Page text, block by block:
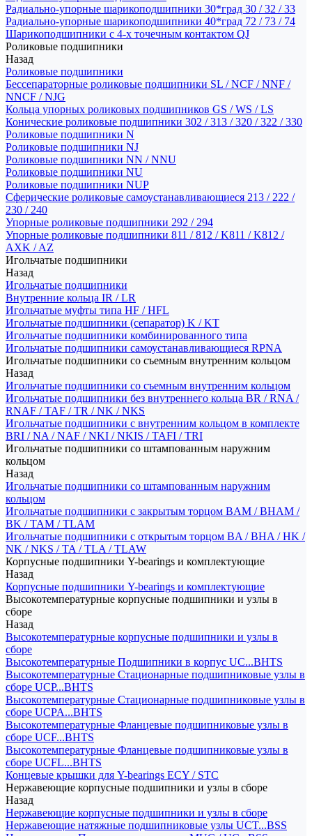
Радиально-упорные шарикоподшипники 30*град 30 / 32 / 33
Радиально-упорные шарикоподшипники 40*град 72 / 73 / 74
Шарикоподшипники с 4-х точечным контактом QJ
Роликовые подшипники
Назад
Роликовые подшипники
Бессепараторные роликовые подшипники SL / NCF / NNF /
NNCF / NJG
Кольца упорных роликовых подшипников GS / WS / LS
Конические роликовые подшипники 302 / 313 / 320 / 322 / 330
Роликовые подшипники N
Роликовые подшипники NJ
Роликовые подшипники NN / NNU
Роликовые подшипники NU
Роликовые подшипники NUP
Сферические роликовые самоустанавливающиеся 213 / 222 /
230 / 240
Упорные роликовые подшипники 292 / 294
Упорные роликовые подшипники 811 / 812 / K811 / K812 /
AXK / AZ
Игольчатые подшипники
Назад
Игольчатые подшипники
Внутренние кольца IR / LR
Игольчатые муфты типа HF / HFL
Игольчатые подшипники (сепаратор) K / KT
Игольчатые подшипники комбинированного типа
Игольчатые подшипники самоустанавливающиеся RPNA
Игольчатые подшипники со съемным внутренним кольцом
Назад
Игольчатые подшипники со съемным внутренним кольцом
Игольчатые подшипники без внутреннего кольца BR / RNA /
RNAF / TAF / TR / NK / NKS
Игольчатые подшипники с внутренним кольцом в комплекте
BRI / NA / NAF / NKI / NKIS / TAFI / TRI
Игольчатые подшипники со штампованным наружним
кольцом
Назад
Игольчатые подшипники со штампованным наружним
кольцом
Игольчатые подшипники с закрытым торцом BAM / BHAM /
BK / TAM / TLAM
Игольчатые подшипники с открытым торцом BA / BHA / HK /
NK / NKS / TA / TLA / TLAW
Корпусные подшипники Y-bearings и комплектующие
Назад
Корпусные подшипники Y-bearings и комплектующие
Высокотемпературные корпусные подшипники и узлы в
сборе
Назад
Высокотемпературные корпусные подшипники и узлы в
сборе
Высокотемпературные Подшипники в корпус UC...BHTS
Высокотемпературные Стационарные подшипниковые узлы в
сборе UCP...BHTS
Высокотемпературные Стационарные подшипниковые узлы в
сборе UCPA...BHTS
Высокотемпературные Фланцевые подшипниковые узлы в
сборе UCF...BHTS
Высокотемпературные Фланцевые подшипниковые узлы в
сборе UCFL...BHTS
Концевые крышки для Y-bearings ECY / STC
Нержавеющие корпусные подшипники и узлы в сборе
Назад
Нержавеющие корпусные подшипники и узлы в сборе
Нержавеющие натяжные подшипниковые узлы UCT...BSS